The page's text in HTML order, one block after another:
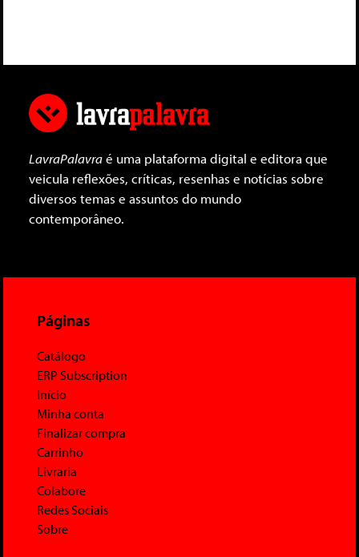
LavraPalavraé uma plataforma digital e editora que
veicula reflexões, críticas, resenhas e notícias sobre
diversos temas e assuntos do mundo
contemporâneo.
Páginas
Catálogo
ERP Subscription
Início
Minha conta
Finalizar compra
Carrinho
Livraria
Colabore
Redes Sociais
Sobre